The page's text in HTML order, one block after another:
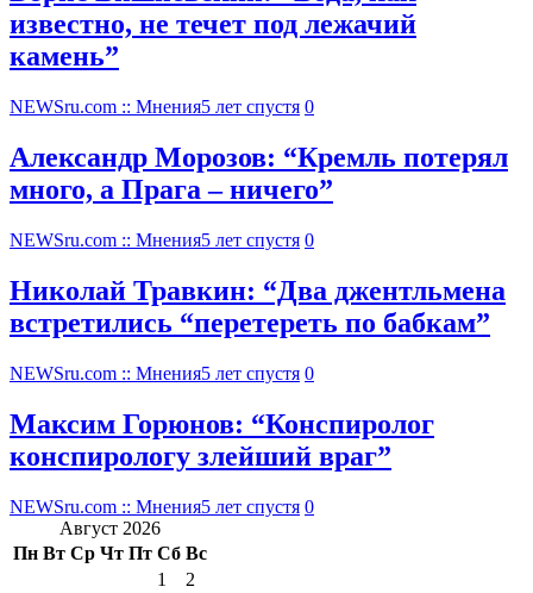
известно, не течет под лежачий
камень”
NEWSru.com :: Мнения5 лет спустя 0
Александр Морозов: “Кремль потерял
много, а Прага – ничего”
NEWSru.com :: Мнения5 лет спустя 0
Николай Травкин: “Два джентльмена
встретились “перетереть по бабкам”
NEWSru.com :: Мнения5 лет спустя 0
Максим Горюнов: “Конспиролог
конспирологу злейший враг”
NEWSru.com :: Мнения5 лет спустя 0
Август 2026
Пн Вт Ср Чт Пт Сб Вс
1
2